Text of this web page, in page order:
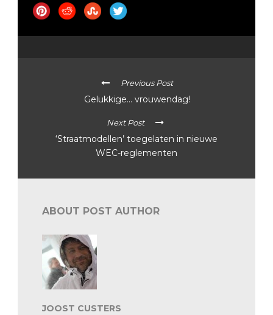
Previous Post
Gelukkige… vrouwendag!
Next Post
‘Straatmodellen’ toegelaten in nieuwe
WEC-reglementen
ABOUT POST AUTHOR
JOOST CUSTERS